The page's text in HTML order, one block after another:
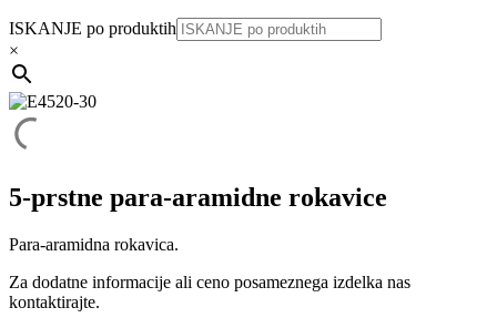
ISKANJE po produktih
×
5-prstne para-aramidne rokavice
Para-aramidna rokavica.
Za dodatne informacije ali ceno posameznega izdelka nas
kontaktirajte.